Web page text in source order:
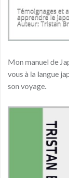
Mon manuel de
vous à la langue
son voyage.